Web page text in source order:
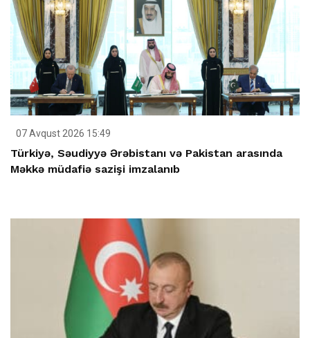
07 Avqust 2026 15:49
Türkiyə, Səudiyyə Ərəbistanı və Pakistan arasında
Məkkə müdafiə sazişi imzalanıb